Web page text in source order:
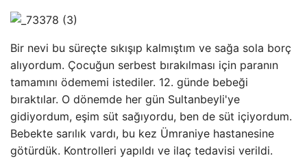
Bir nevi bu süreçte sıkışıp kalmıştım ve sağa sola borç
alıyordum. Çocuğun serbest bırakılması için paranın
tamamını ödememi istediler. 12. günde bebeği
bıraktılar. O dönemde her gün Sultanbeyli'ye
gidiyordum, eşim süt sağıyordu, ben de süt içiyordum.
Bebekte sarılık vardı, bu kez Ümraniye hastanesine
götürdük. Kontrolleri yapıldı ve ilaç tedavisi verildi.